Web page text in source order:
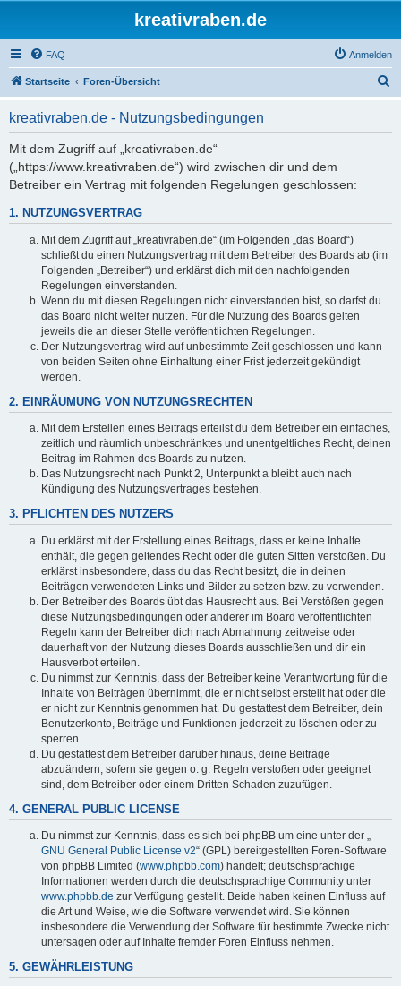
kreativraben.de
FAQ Anmelden
Startseite Foren-Übersicht
kreativraben.de - Nutzungsbedingungen
Mit dem Zugriff auf „kreativraben.de“
(„https://www.kreativraben.de“) wird zwischen dir und dem
Betreiber ein Vertrag mit folgenden Regelungen geschlossen:
1. NUTZUNGSVERTRAG
Mit dem Zugriff auf „kreativraben.de“ (im Folgenden „das Board“)
schließt du einen Nutzungsvertrag mit dem Betreiber des Boards ab (im
Folgenden „Betreiber“) und erklärst dich mit den nachfolgenden
Regelungen einverstanden.
Wenn du mit diesen Regelungen nicht einverstanden bist, so darfst du
das Board nicht weiter nutzen. Für die Nutzung des Boards gelten
jeweils die an dieser Stelle veröffentlichten Regelungen.
Der Nutzungsvertrag wird auf unbestimmte Zeit geschlossen und kann
von beiden Seiten ohne Einhaltung einer Frist jederzeit gekündigt
werden.
2. EINRÄUMUNG VON NUTZUNGSRECHTEN
Mit dem Erstellen eines Beitrags erteilst du dem Betreiber ein einfaches,
zeitlich und räumlich unbeschränktes und unentgeltliches Recht, deinen
Beitrag im Rahmen des Boards zu nutzen.
Das Nutzungsrecht nach Punkt 2, Unterpunkt a bleibt auch nach
Kündigung des Nutzungsvertrages bestehen.
3. PFLICHTEN DES NUTZERS
Du erklärst mit der Erstellung eines Beitrags, dass er keine Inhalte
enthält, die gegen geltendes Recht oder die guten Sitten verstoßen. Du
erklärst insbesondere, dass du das Recht besitzt, die in deinen
Beiträgen verwendeten Links und Bilder zu setzen bzw. zu verwenden.
Der Betreiber des Boards übt das Hausrecht aus. Bei Verstößen gegen
diese Nutzungsbedingungen oder anderer im Board veröffentlichten
Regeln kann der Betreiber dich nach Abmahnung zeitweise oder
dauerhaft von der Nutzung dieses Boards ausschließen und dir ein
Hausverbot erteilen.
Du nimmst zur Kenntnis, dass der Betreiber keine Verantwortung für die
Inhalte von Beiträgen übernimmt, die er nicht selbst erstellt hat oder die
er nicht zur Kenntnis genommen hat. Du gestattest dem Betreiber, dein
Benutzerkonto, Beiträge und Funktionen jederzeit zu löschen oder zu
sperren.
Du gestattest dem Betreiber darüber hinaus, deine Beiträge
abzuändern, sofern sie gegen o. g. Regeln verstoßen oder geeignet
sind, dem Betreiber oder einem Dritten Schaden zuzufügen.
4. GENERAL PUBLIC LICENSE
Du nimmst zur Kenntnis, dass es sich bei phpBB um eine unter der „
GNU General Public License v2“ (GPL) bereitgestellten Foren-Software
von phpBB Limited (www.phpbb.com) handelt; deutschsprachige
Informationen werden durch die deutschsprachige Community unter
www.phpbb.de zur Verfügung gestellt. Beide haben keinen Einfluss auf
die Art und Weise, wie die Software verwendet wird. Sie können
insbesondere die Verwendung der Software für bestimmte Zwecke nicht
untersagen oder auf Inhalte fremder Foren Einfluss nehmen.
5. GEWÄHRLEISTUNG